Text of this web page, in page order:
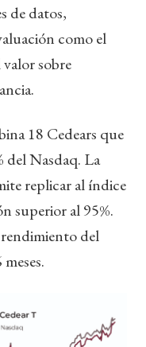
de datos,
como el
sobre
18 Cedears que
del Nasdaq. La
replicar al índice
superior al 95%.
del